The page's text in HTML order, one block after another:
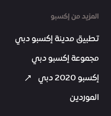
المزيد من إكسبو
تطبيق مدينة إكسبو دبي
مجموعة إكسبو دبي
إكسبو 2020 دبي
الموردين